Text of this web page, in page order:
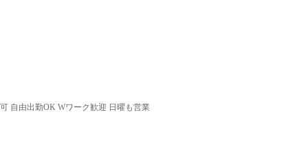
自由出勤OK Wワーク歓迎 日曜も営業